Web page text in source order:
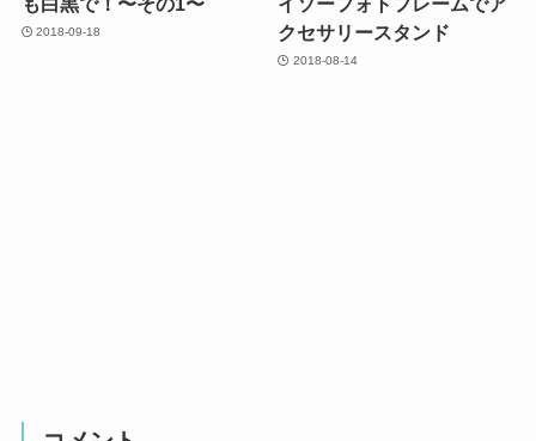
2018-09-18
クセサリースタンド
2018-08-14